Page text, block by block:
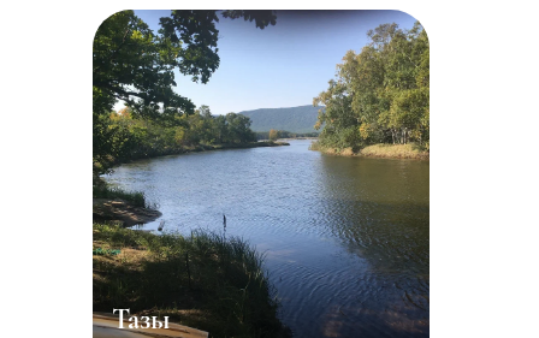
Тазы